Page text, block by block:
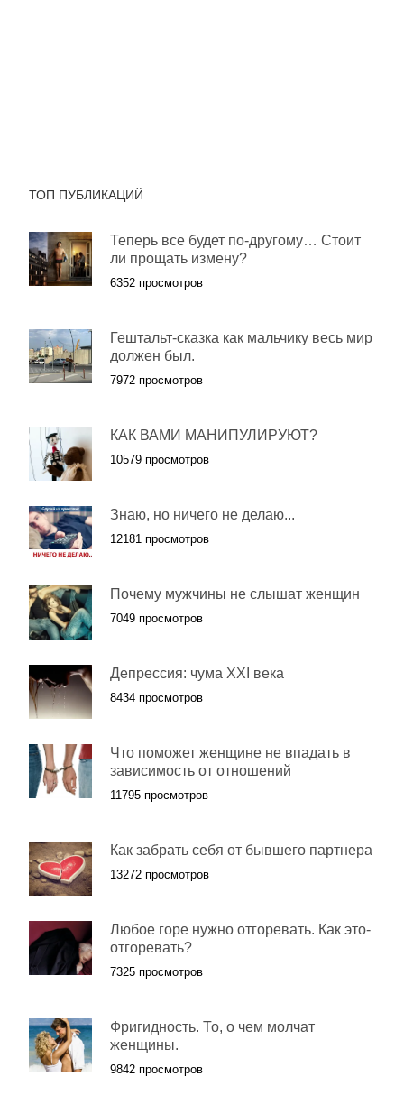
ТОП ПУБЛИКАЦИЙ
Теперь все будет по-другому… Стоит
ли прощать измену?
6352 просмотров
Гештальт-сказка как мальчику весь мир
должен был.
7972 просмотров
КАК ВАМИ МАНИПУЛИРУЮТ?
10579 просмотров
Знаю, но ничего не делаю...
12181 просмотров
Почему мужчины не слышат женщин
7049 просмотров
Депрессия: чума XXI века
8434 просмотров
Что поможет женщине не впадать в
зависимость от отношений
11795 просмотров
Как забрать себя от бывшего партнера
13272 просмотров
Любое горе нужно отгоревать. Как это-
отгоревать?
7325 просмотров
Фригидность. То, о чем молчат
женщины.
9842 просмотров